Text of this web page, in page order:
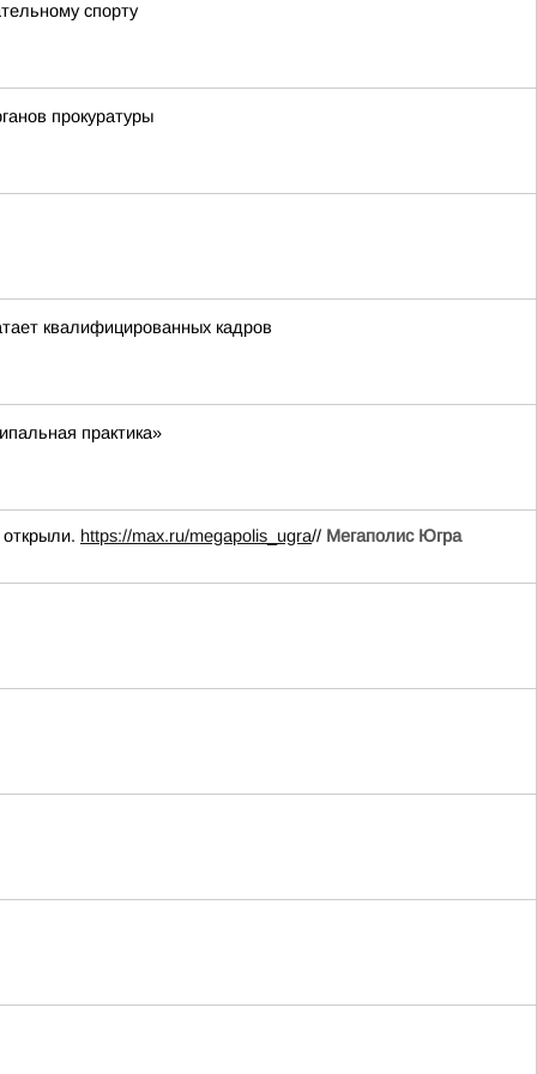
спорту
прокуратуры
квалифицированных кадров
практика»
https://max.ru/megapolis_ugra// Мегаполис Югра